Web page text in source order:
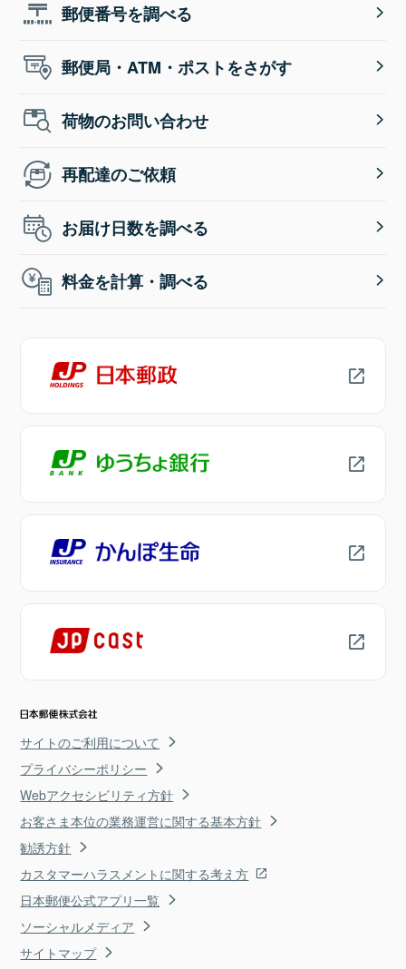
郵便番号を調べる
郵便局・ATM・ポストをさがす
荷物のお問い合わせ
再配達のご依頼
お届け日数を調べる
料金を計算・調べる
サイトのご利用について
プライバシーポリシー
Webアクセシビリティ方針
お客さま本位の業務運営に関する基本方針
勧誘方針
カスタマーハラスメントに関する考え方
日本郵便公式アプリ一覧
ソーシャルメディア
サイトマップ